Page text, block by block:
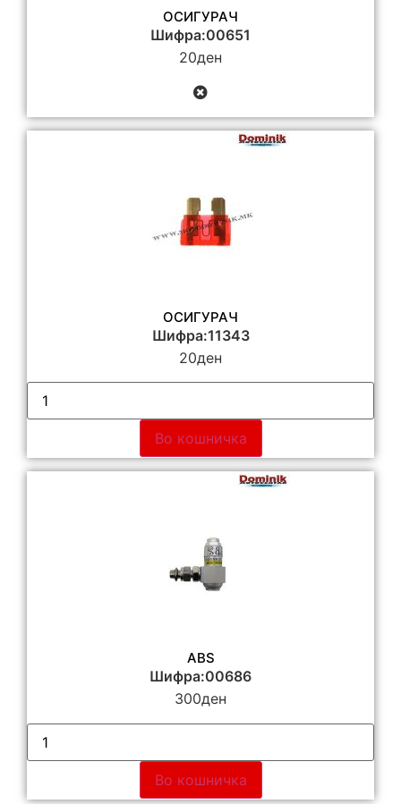
ОСИГУРАЧ
Шифра:00651
20ден
ОСИГУРАЧ
Шифра:11343
20ден
Во кошничка
ABS
Шифра:00686
300ден
Во кошничка